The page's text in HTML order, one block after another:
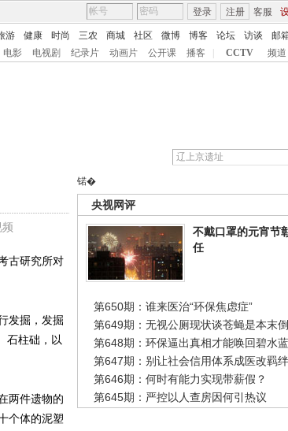
客服
登录 注册
游 健康 时尚 三农 商城 社区 微博 博客 论坛 访谈 邮
电影 电视剧 纪录片 动画片 公开课 播客 CCTV 频道
锘�
央视网评
不戴口罩的元宵节
任
第650期：谁来医治“环保焦虑症”
第649期：无视公厕现状谈苍蝇是本末
第648期：环保逼出真相才能唤回碧水
第647期：别让社会信用体系成医改羁绊
第646期：何时有能力实现带薪假？
第645期：严控以人查房因何引热议
古研究所对
发掘，发掘
石柱础，以
两件遗物的
个体的泥塑